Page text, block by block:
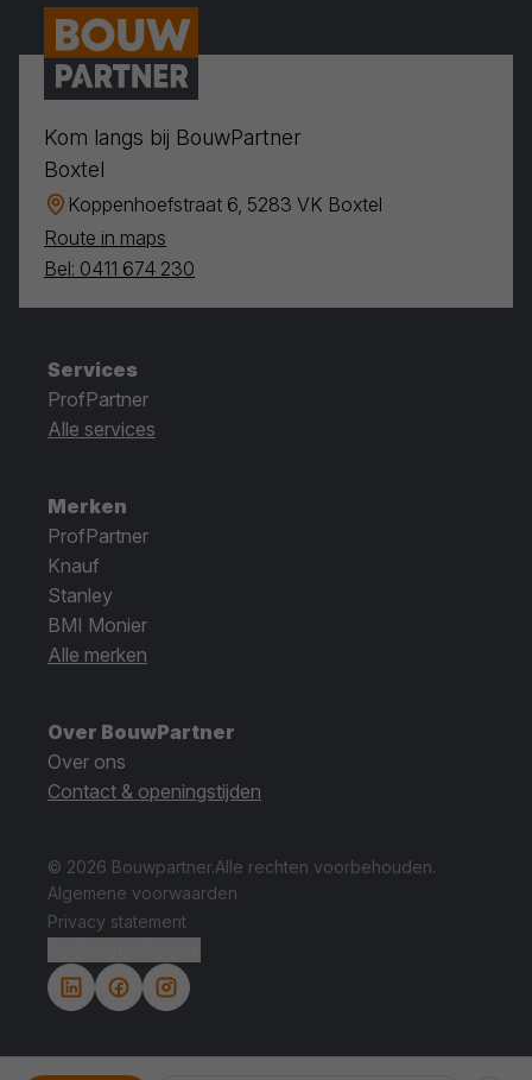
Kom langs bij BouwPartner
Boxtel
Koppenhoefstraat 6, 5283 VK Boxtel
Route in maps
Bel: 0411 674 230
Services
ProfPartner
Alle services
Merken
ProfPartner
Knauf
Stanley
BMI Monier
Alle merken
Over BouwPartner
Over ons
Contact & openingstijden
© 2026 Bouwpartner.Alle rechten voorbehouden.
Algemene voorwaarden
Privacy statement